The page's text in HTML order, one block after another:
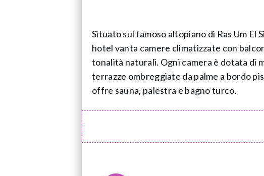
Situato sul famoso altopiano di Ras Um El
hotel vanta camere climatizzate con
tonalità naturali. Ogni camera è dotata di
terrazze ombreggiate da palme a bordo
offre sauna, palestra e bagno turco.